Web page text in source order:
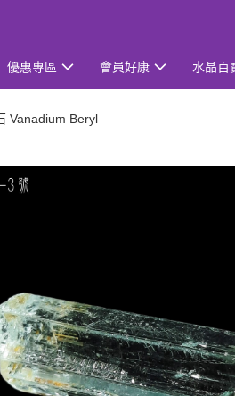
優惠專區 會員好康 水晶百
Vanadium Beryl